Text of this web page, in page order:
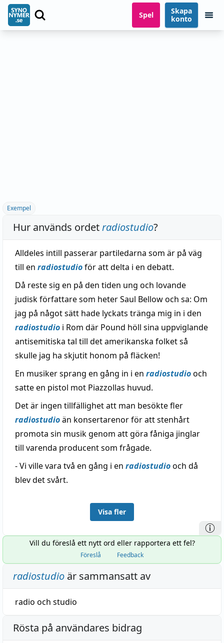
Spel
Skapa
konto
Exempel
Hur används ordetradiostudio?
Alldeles intill passerar partiledarna som är på väg
till en radiostudioför att delta i en debatt.
Då reste sig en på den tiden ung och lovande
judisk författare som heter Saul Bellow och sa: Om
jag på något sätt hade lyckats tränga mig in i den
radiostudio i Rom där Pound höll sina uppviglande
antisemitiska tal till det amerikanska folket så
skulle jag ha skjutit honom på fläcken!
En musiker sprang en gång in i en radiostudiooch
satte en pistol mot Piazzollas huvud.
Det är ingen tillfällighet att man besökte fler
radiostudioän konsertarenor för att stenhårt
promota sin musik genom att göra fåniga jinglar
till varenda producent som frågade.
- Vi ville vara två en gång i en radiostudiooch då
blev det svårt.
Visa fler
Vill du föreslå ett nytt ord eller rapportera ett fel?
Föreslå Feedback
radiostudio är sammansatt av
radio och studio
Rösta på användares bidrag